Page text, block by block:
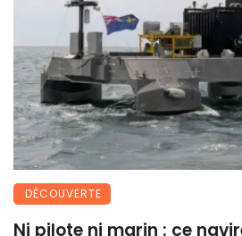
DÉCOUVERTE
Ni pilote ni marin : ce